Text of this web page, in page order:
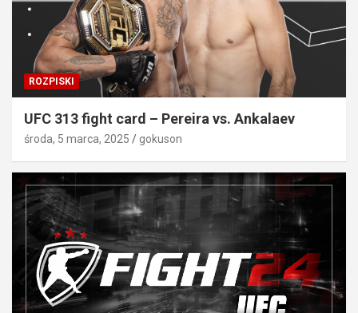
ROZPISKI
UFC 313 fight card – Pereira vs. Ankalaev
środa, 5 marca, 2025 gokuson